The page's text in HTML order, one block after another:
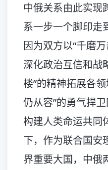
中俄关系由此实现
系一步一个脚印走
因为双方以“千磨
深化政治互信和战
楼”的精神拓展各
仍从容”的勇气捍
构建人类命运共同
下，作为联合国安
界重要大国，中俄